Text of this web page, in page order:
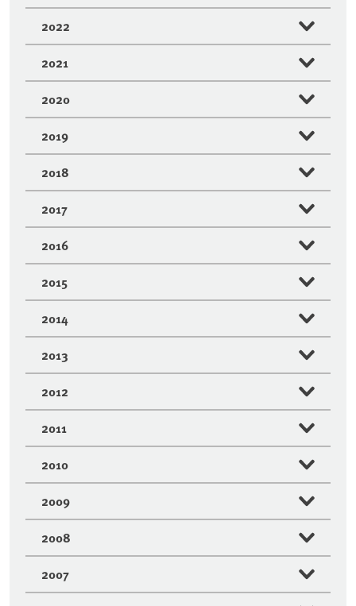
2022
2021
2020
2019
2018
2017
2016
2015
2014
2013
2012
2011
2010
2009
2008
2007